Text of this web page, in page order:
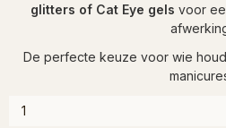
glitters of Cat Eye gels voor
De perfecte keuze voor wie